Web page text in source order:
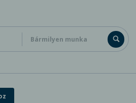
Kapcsolat
adatbázisunkba